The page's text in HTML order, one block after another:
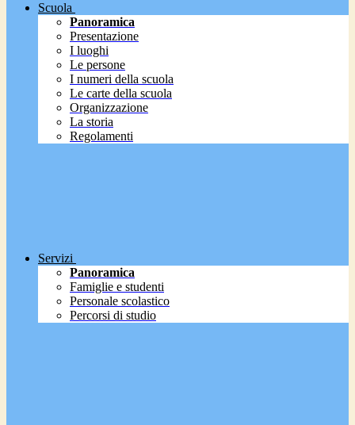
Scuola
Panoramica
Presentazione
I luoghi
Le persone
I numeri della scuola
Le carte della scuola
Organizzazione
La storia
Regolamenti
Servizi
Panoramica
Famiglie e studenti
Personale scolastico
Percorsi di studio